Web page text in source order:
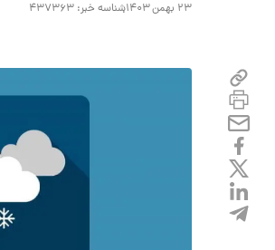
۲۳ بهمن ۱۴۰۳ شناسه خبر: ۴۳۷۳۶۳